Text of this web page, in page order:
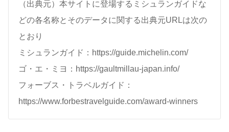
（出典元）本サイトに登場するミシュランガイドな
どの各名称とそのデータに関する出典元URLは次の
とおり
ミシュランガイド：https://guide.michelin.com/
ゴ・エ・ミヨ：https://gaultmillau-japan.info/
フォーブス・トラベルガイド：
https://www.forbestravelguide.com/award-winners